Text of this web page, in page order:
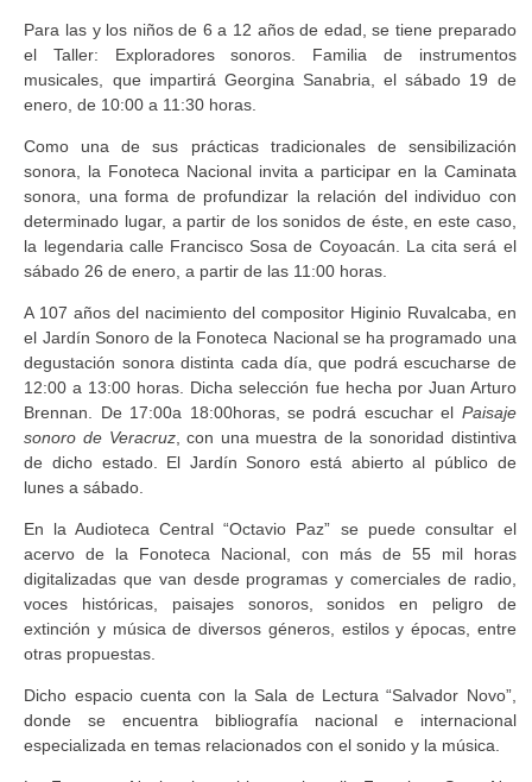
Para las y los niños de 6 a 12 años de edad, se tiene preparado
el Taller: Exploradores sonoros. Familia de instrumentos
musicales, que impartirá Georgina Sanabria, el sábado 19 de
enero, de 10:00 a 11:30 horas.
Como una de sus prácticas tradicionales de sensibilización
sonora, la Fonoteca Nacional invita a participar en la Caminata
sonora, una forma de profundizar la relación del individuo con
determinado lugar, a partir de los sonidos de éste, en este caso,
la legendaria calle Francisco Sosa de Coyoacán. La cita será el
sábado 26 de enero, a partir de las 11:00 horas.
A 107 años del nacimiento del compositor Higinio Ruvalcaba, en
el Jardín Sonoro de la Fonoteca Nacional se ha programado una
degustación sonora distinta cada día, que podrá escucharse de
12:00 a 13:00 horas. Dicha selección fue hecha por Juan Arturo
Brennan. De 17:00a 18:00horas, se podrá escuchar el Paisaje
sonoro de Veracruz, con una muestra de la sonoridad distintiva
de dicho estado. El Jardín Sonoro está abierto al público de
lunes a sábado.
En la Audioteca Central “Octavio Paz” se puede consultar el
acervo de la Fonoteca Nacional, con más de 55 mil horas
digitalizadas que van desde programas y comerciales de radio,
voces históricas, paisajes sonoros, sonidos en peligro de
extinción y música de diversos géneros, estilos y épocas, entre
otras propuestas.
Dicho espacio cuenta con la Sala de Lectura “Salvador Novo”,
donde se encuentra bibliografía nacional e internacional
especializada en temas relacionados con el sonido y la música.